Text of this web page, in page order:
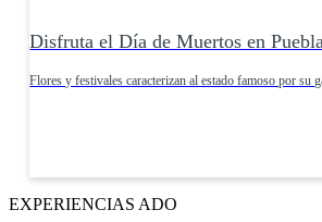
Disfruta el Día de Muertos en Puebla
Flores y festivales caracterizan al estado famoso por su
EXPERIENCIAS ADO